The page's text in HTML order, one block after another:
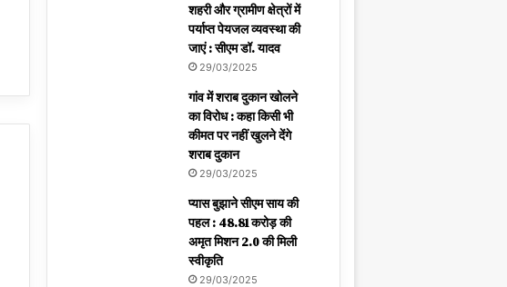
शहरी और ग्रामीण क्षेत्रों में
पर्याप्त पेयजल व्यवस्था की
जाएं : सीएम डॉ. यादव
29/03/2025
गांव में शराब दुकान खोलने
का विरोध : कहा किसी भी
कीमत पर नहीं खुलने देंगे
शराब दुकान
29/03/2025
प्यास बुझाने सीएम साय की
पहल : 48.81 करोड़ की
अमृत मिशन 2.0 की मिली
स्वीकृति
29/03/2025